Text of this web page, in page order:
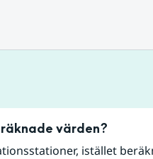
värden?
istället